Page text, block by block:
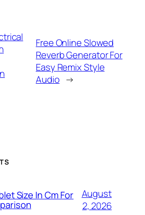
Free Online Slowed
Reverb Generator For
Easy Remix Style
Audio →
Size In Cm For
August
2, 2026